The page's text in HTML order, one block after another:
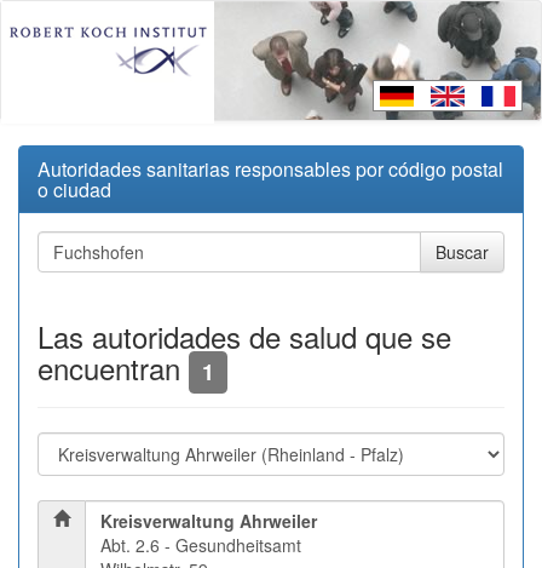
Autoridades sanitarias responsables por código postal
o ciudad
Las autoridades de salud que se
encuentran 1
Kreisverwaltung Ahrweiler
Abt. 2.6 - Gesundheitsamt